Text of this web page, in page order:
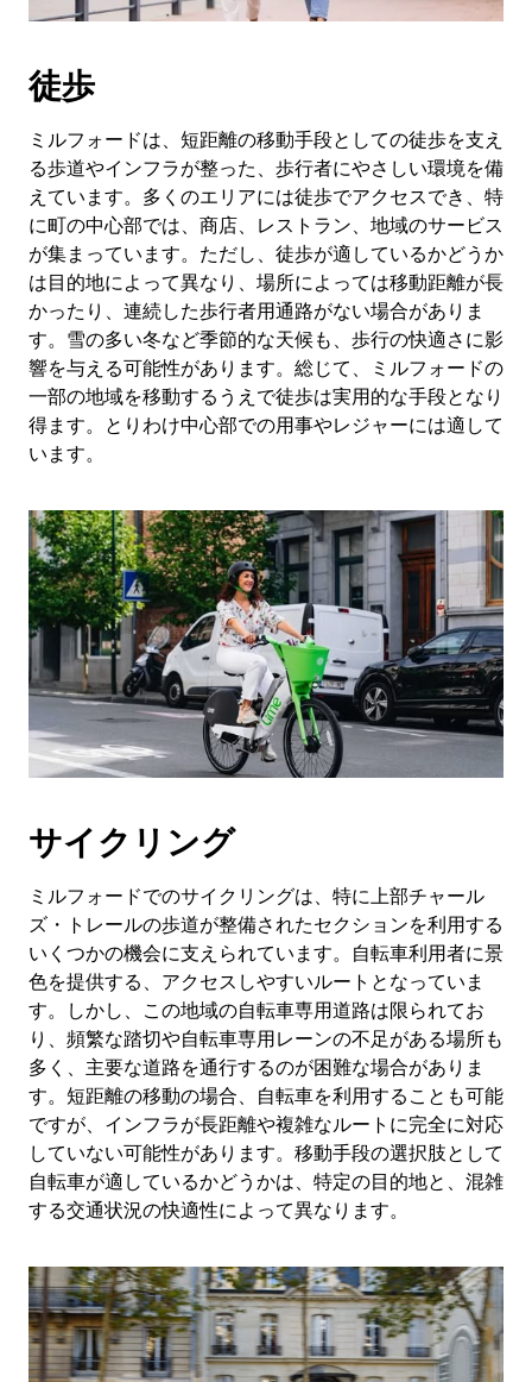
徒歩
ミルフォードは、短距離の移動手段としての徒歩を支え
る歩道やインフラが整った、歩行者にやさしい環境を備
えています。多くのエリアには徒歩でアクセスでき、特
に町の中心部では、商店、レストラン、地域のサービス
が集まっています。ただし、徒歩が適しているかどうか
は目的地によって異なり、場所によっては移動距離が長
かったり、連続した歩行者用通路がない場合がありま
す。雪の多い冬など季節的な天候も、歩行の快適さに影
響を与える可能性があります。総じて、ミルフォードの
一部の地域を移動するうえで徒歩は実用的な手段となり
得ます。とりわけ中心部での用事やレジャーには適して
います。
サイクリング
ミルフォードでのサイクリングは、特に上部チャール
ズ・トレールの歩道が整備されたセクションを利用する
いくつかの機会に支えられています。自転車利用者に景
色を提供する、アクセスしやすいルートとなっていま
す。しかし、この地域の自転車専用道路は限られてお
り、頻繁な踏切や自転車専用レーンの不足がある場所も
多く、主要な道路を通行するのが困難な場合がありま
す。短距離の移動の場合、自転車を利用することも可能
ですが、インフラが長距離や複雑なルートに完全に対応
していない可能性があります。移動手段の選択肢として
自転車が適しているかどうかは、特定の目的地と、混雑
する交通状況の快適性によって異なります。